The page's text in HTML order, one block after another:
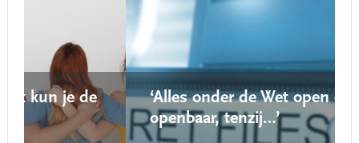
‘Alles onder de Wet open overheid is
openbaar, tenzij…’